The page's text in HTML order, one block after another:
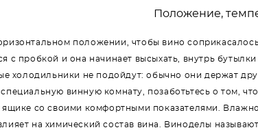
Положение,
положении, чтобы вино
с пробкой и она начинает высыхать, внутрь
холодильники не подойдут: обычно они держат
винную комнату, позаботьтесь о том,
ящике со своими комфортными показателями.
на химический состав вина. Виноделы